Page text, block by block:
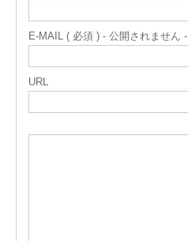
E-MAIL ( 必須 ) - 公開されません -
URL